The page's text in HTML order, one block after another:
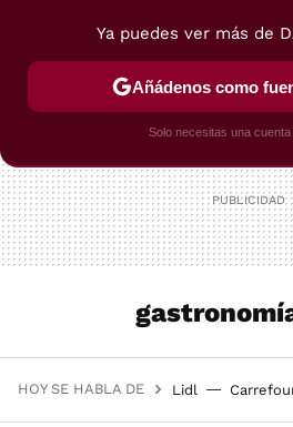
POSTRES VIAJES
HOY SE HABLA DE Lidl
Ya puedes ver más de
Añádenos como
Solo necesitas una